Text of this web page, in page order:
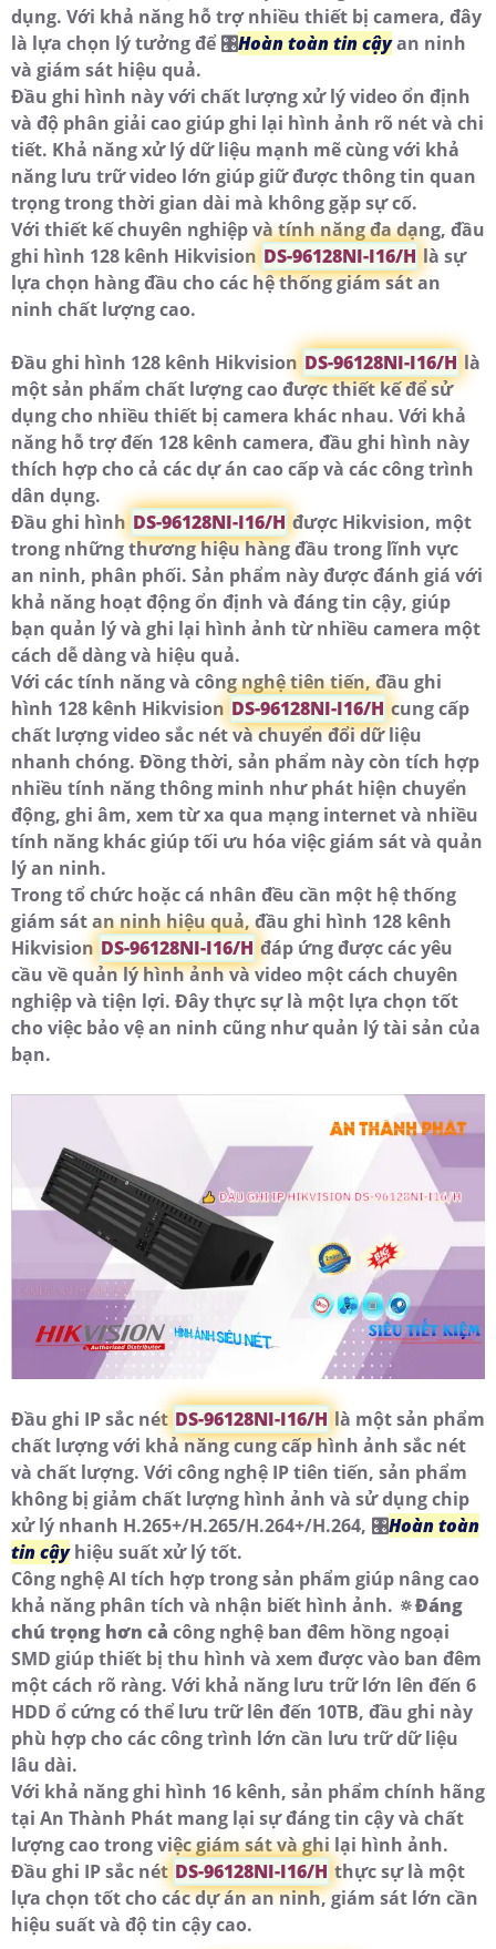
dụng. Với khả năng hỗ trợ nhiều thiết bị camera, đây
là lựa chọn lý tưởng để 🎛Hoàn toàn tin cậyan ninh
và giám sát hiệu quả.
Đầu ghi hình này với chất lượng xử lý video ổn định
và độ phân giải cao giúp ghi lại hình ảnh rõ nét và chi
tiết. Khả năng xử lý dữ liệu mạnh mẽ cùng với khả
năng lưu trữ video lớn giúp giữ được thông tin quan
trọng trong thời gian dài mà không gặp sự cố.
Với thiết kế chuyên nghiệp và tính năng đa dạng, đầu
ghi hình 128 kênh Hikvision DS-96128NI-I16/H là sự
lựa chọn hàng đầu cho các hệ thống giám sát an
ninh chất lượng cao.
Đầu ghi hình 128 kênh Hikvision DS-96128NI-I16/H là
một sản phẩm chất lượng cao được thiết kế để sử
dụng cho nhiều thiết bị camera khác nhau. Với khả
năng hỗ trợ đến 128 kênh camera, đầu ghi hình này
thích hợp cho cả các dự án cao cấp và các công trình
dân dụng.
Đầu ghi hình DS-96128NI-I16/H được Hikvision, một
trong những thương hiệu hàng đầu trong lĩnh vực
an ninh, phân phối. Sản phẩm này được đánh giá với
khả năng hoạt động ổn định và đáng tin cậy, giúp
bạn quản lý và ghi lại hình ảnh từ nhiều camera một
cách dễ dàng và hiệu quả.
Với các tính năng và công nghệ tiên tiến, đầu ghi
hình 128 kênh Hikvision DS-96128NI-I16/H cung cấp
chất lượng video sắc nét và chuyển đổi dữ liệu
nhanh chóng. Đồng thời, sản phẩm này còn tích hợp
nhiều tính năng thông minh như phát hiện chuyển
động, ghi âm, xem từ xa qua mạng internet và nhiều
tính năng khác giúp tối ưu hóa việc giám sát và quản
lý an ninh.
Trong tổ chức hoặc cá nhân đều cần một hệ thống
giám sát an ninh hiệu quả, đầu ghi hình 128 kênh
Hikvision DS-96128NI-I16/H đáp ứng được các yêu
cầu về quản lý hình ảnh và video một cách chuyên
nghiệp và tiện lợi. Đây thực sự là một lựa chọn tốt
cho việc bảo vệ an ninh cũng như quản lý tài sản của
bạn.
Đầu ghi IP sắc nét DS-96128NI-I16/H là một sản phẩm
chất lượng với khả năng cung cấp hình ảnh sắc nét
và chất lượng. Với công nghệ IP tiên tiến, sản phẩm
không bị giảm chất lượng hình ảnh và sử dụng chip
xử lý nhanh H.265+/H.265/H.264+/H.264, 🎛Hoàn toàn
tin cậyhiệu suất xử lý tốt.
Công nghệ AI tích hợp trong sản phẩm giúp nâng cao
khả năng phân tích và nhận biết hình ảnh. 🔅Đáng
chú trọng hơn cả công nghệ ban đêm hồng ngoại
SMD giúp thiết bị thu hình và xem được vào ban đêm
một cách rõ ràng. Với khả năng lưu trữ lớn lên đến 6
HDD ổ cứng có thể lưu trữ lên đến 10TB, đầu ghi này
phù hợp cho các công trình lớn cần lưu trữ dữ liệu
lâu dài.
Với khả năng ghi hình 16 kênh, sản phẩm chính hãng
tại An Thành Phát mang lại sự đáng tin cậy và chất
lượng cao trong việc giám sát và ghi lại hình ảnh.
Đầu ghi IP sắc nét DS-96128NI-I16/H thực sự là một
lựa chọn tốt cho các dự án an ninh, giám sát lớn cần
hiệu suất và độ tin cậy cao.